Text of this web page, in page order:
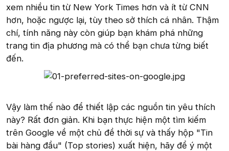
xem nhiều tin từ New York Times hơn và ít từ CNN
hơn, hoặc ngược lại, tùy theo sở thích cá nhân. Thậm
chí, tính năng này còn giúp bạn khám phá những
trang tin địa phương mà có thể bạn chưa từng biết
đến.
Vậy làm thế nào để thiết lập các nguồn tin yêu thích
này? Rất đơn giản. Khi bạn thực hiện một tìm kiếm
trên Google về một chủ đề thời sự và thấy hộp "Tin
bài hàng đầu" (Top stories) xuất hiện, hãy để ý một